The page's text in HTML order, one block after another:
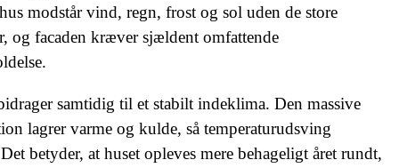
modstår vind, regn, frost og sol uden de store
og facaden kræver sjældent omfattende
samtidig til et stabilt indeklima. Den massive
lagrer varme og kulde, så temperaturudsving
betyder, at huset opleves mere behageligt året rundt,